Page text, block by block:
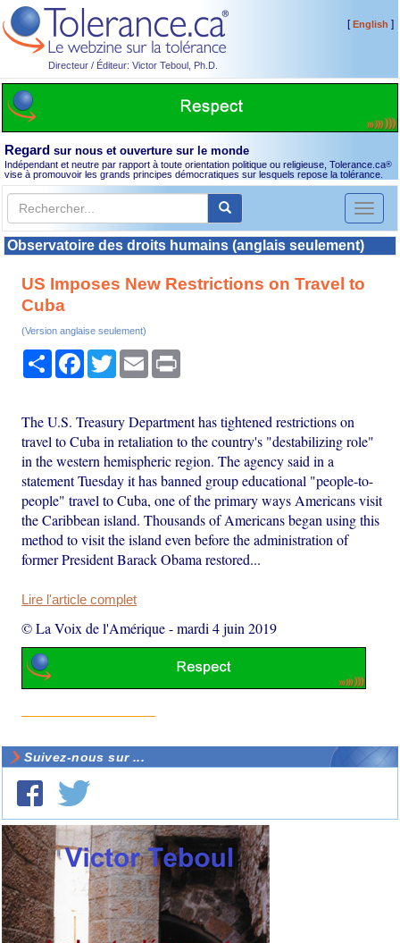
Directeur / Éditeur: Victor Teboul, Ph.D.
[English ]
Regard sur nous et ouverture sur le monde
Indépendant et neutre par rapport à toute orientation politique ou religieuse, Tolerance.ca®
vise à promouvoir les grands principes démocratiques sur lesquels repose la tolérance.
Toggle
Observatoire des droits humains (anglais seulement)
US Imposes New Restrictions on Travel to
Cuba
(Version anglaise seulement)
PartagerFacebook
TwitterEmail
The U.S. Treasury Department has tightened restrictions on
travel to Cuba in retaliation to the country's "destabilizing role"
in the western hemispheric region. The agency said in a
statement Tuesday it has banned group educational "people-to-
people" travel to Cuba, one of the primary ways Americans visit
the Caribbean island. Thousands of Americans began using this
method to visit the island even before the administration of
former President Barack Obama restored...
Lire l'article complet
© La Voix de l'Amérique-mardi 4 juin 2019
Suivez-nous sur ...